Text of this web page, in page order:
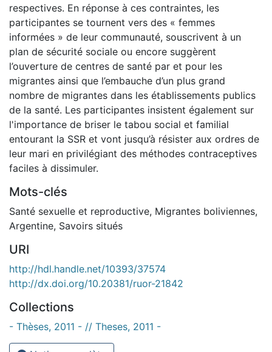
respectives. En réponse à ces contraintes, les
participantes se tournent vers des « femmes
informées » de leur communauté, souscrivent à un
plan de sécurité sociale ou encore suggèrent
l’ouverture de centres de santé par et pour les
migrantes ainsi que l’embauche d’un plus grand
nombre de migrantes dans les établissements publics
de la santé. Les participantes insistent également sur
l'importance de briser le tabou social et familial
entourant la SSR et vont jusqu’à résister aux ordres de
leur mari en privilégiant des méthodes contraceptives
faciles à dissimuler.
Mots-clés
Santé sexuelle et reproductive, Migrantes boliviennes,
Argentine, Savoirs situés
URI
http://hdl.handle.net/10393/37574
http://dx.doi.org/10.20381/ruor-21842
Collections
- Thèses, 2011 - // Theses, 2011 -